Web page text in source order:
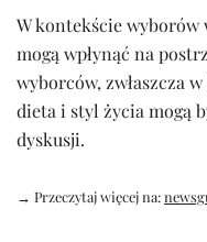
W kontekście wyborów
mogą wpłynąć na
wyborców, zwłaszcza
dieta i styl życia mogą
dyskusji.
→ Przeczytaj więcej na: